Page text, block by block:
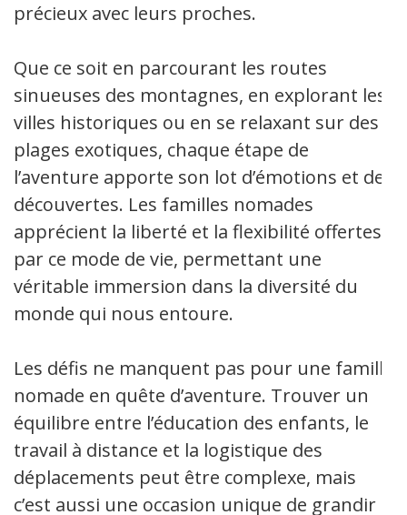
précieux avec leurs proches.
Que ce soit en parcourant les routes
sinueuses des montagnes, en explorant les
villes historiques ou en se relaxant sur des
plages exotiques, chaque étape de
l’aventure apporte son lot d’émotions et de
découvertes. Les familles nomades
apprécient la liberté et la flexibilité offertes
par ce mode de vie, permettant une
véritable immersion dans la diversité du
monde qui nous entoure.
Les défis ne manquent pas pour une famille
nomade en quête d’aventure. Trouver un
équilibre entre l’éducation des enfants, le
travail à distance et la logistique des
déplacements peut être complexe, mais
c’est aussi une occasion unique de grandir